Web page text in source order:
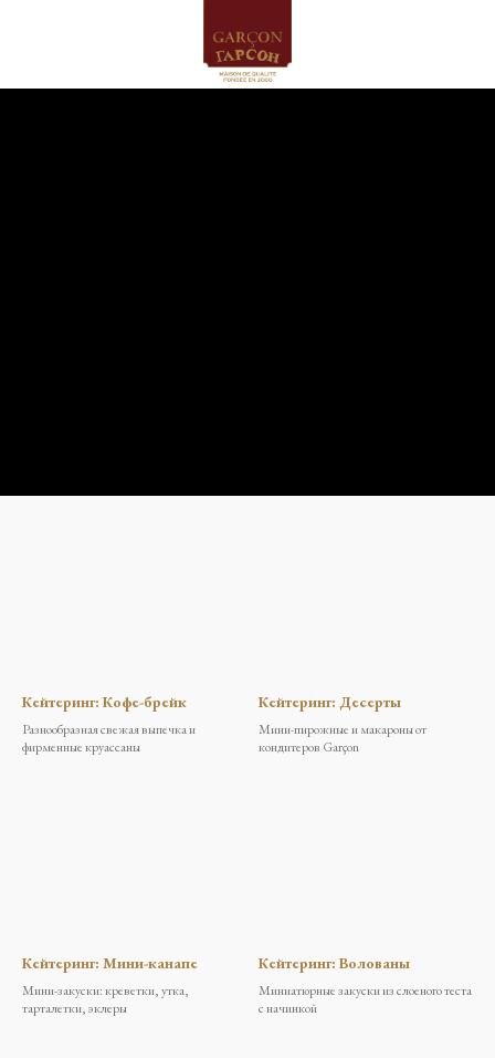
КЕЙТЕРИНГ
Кейтеринг: Кофе-брейк
Разнообразная свежая выпечка и
фирменные круассаны
Кейтеринг: Десерты
Мини-пирожные и макароны от
кондитеров Garçon
Кейтеринг: Мини-канапе
Мини-закуски: креветки, утка,
тарталетки, эклеры
Кейтеринг: Волованы
Миниатюрные закуски из слоеного теста
с начинкой